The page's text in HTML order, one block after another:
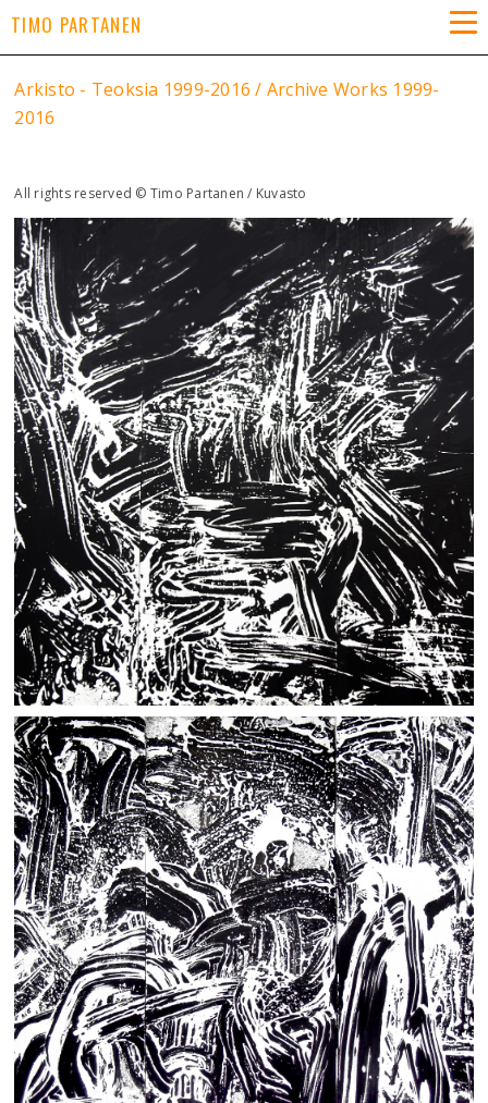
TIMO PARTANEN
Arkisto - Teoksia 1999-2016 / Archive Works 1999-
2016
All rights reserved © Timo Partanen / Kuvasto